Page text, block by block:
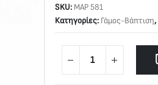
SKU: ΜΑΡ 581
Κατηγορίες: Γάμος-Βάπτιση,